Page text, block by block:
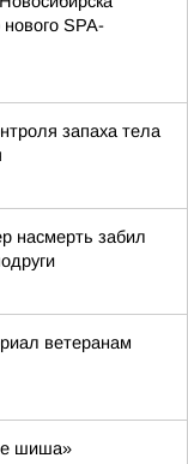
SPA-
запаха тела
насмерть забил
ветеранам
шиша»